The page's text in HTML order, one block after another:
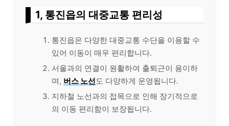
1, 통진읍의 대중교통 편리성
통진읍은 다양한 대중교통 수단을 이용할 수
있어 이동이 매우 편리합니다.
서울과의 연결이 원활하여 출퇴근이 용이하
며, 버스 노선도 다양하게 운영됩니다.
지하철 노선과의 접목으로 인해 장기적으로
의 이동 편리함이 보장됩니다.